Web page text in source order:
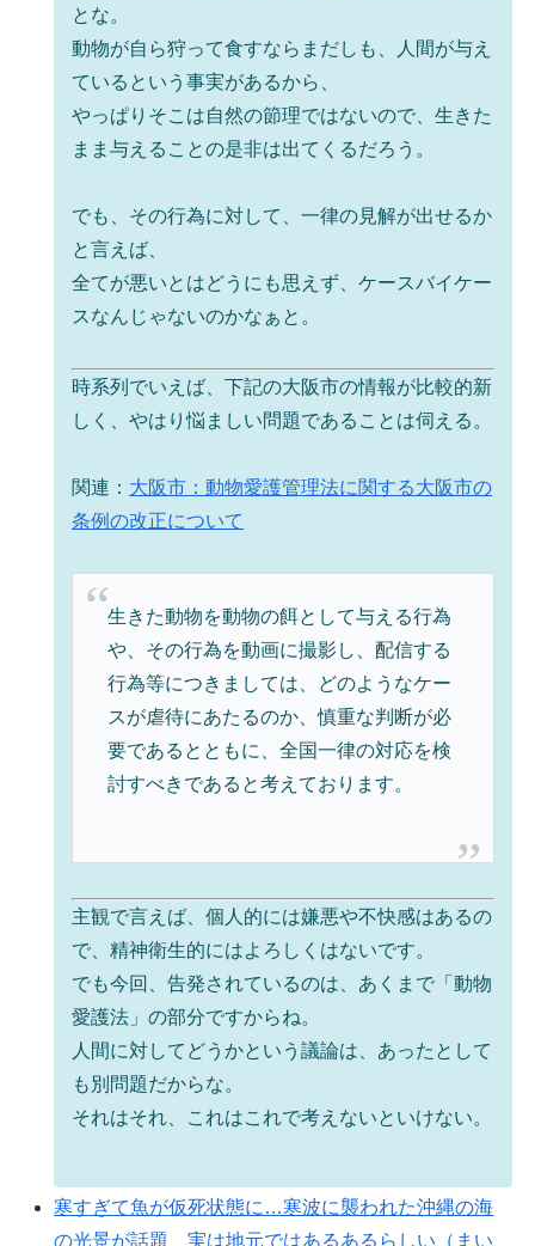
とな。
動物が自ら狩って食すならまだしも、人間が与え
ているという事実があるから、
やっぱりそこは自然の節理ではないので、生きた
まま与えることの是非は出てくるだろう。
でも、その行為に対して、一律の見解が出せるか
と言えば、
全てが悪いとはどうにも思えず、ケースバイケー
スなんじゃないのかなぁと。
時系列でいえば、下記の大阪市の情報が比較的新
しく、やはり悩ましい問題であることは伺える。
関連： 大阪市：動物愛護管理法に関する大阪市の
条例の改正について
生きた動物を動物の餌として与える行為
や、その行為を動画に撮影し、配信する
行為等につきましては、どのようなケー
スが虐待にあたるのか、慎重な判断が必
要であるとともに、全国一律の対応を検
討すべきであると考えております。
主観で言えば、個人的には嫌悪や不快感はあるの
で、精神衛生的にはよろしくはないです。
でも今回、告発されているのは、あくまで「動物
愛護法」の部分ですからね。
人間に対してどうかという議論は、あったとして
も別問題だからな。
それはそれ、これはこれで考えないといけない。
寒すぎて魚が仮死状態に…寒波に襲われた沖縄の海
の光景が話題 実は地元ではあるあるらしい（まい